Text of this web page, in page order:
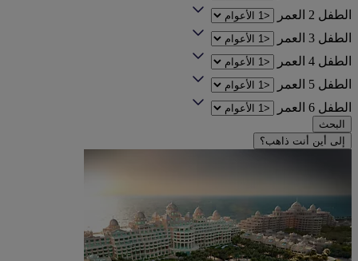
الطفل 2 العمر
الطفل 3 العمر
الطفل 4 العمر
الطفل 5 العمر
الطفل 6 العمر
البحث
إلى أين أنت ذاهب؟